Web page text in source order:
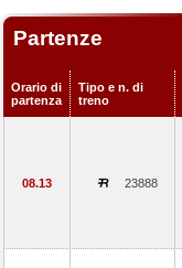
Partenze
Orario di
partenza
Tipo e n. di
treno
08.13 23888